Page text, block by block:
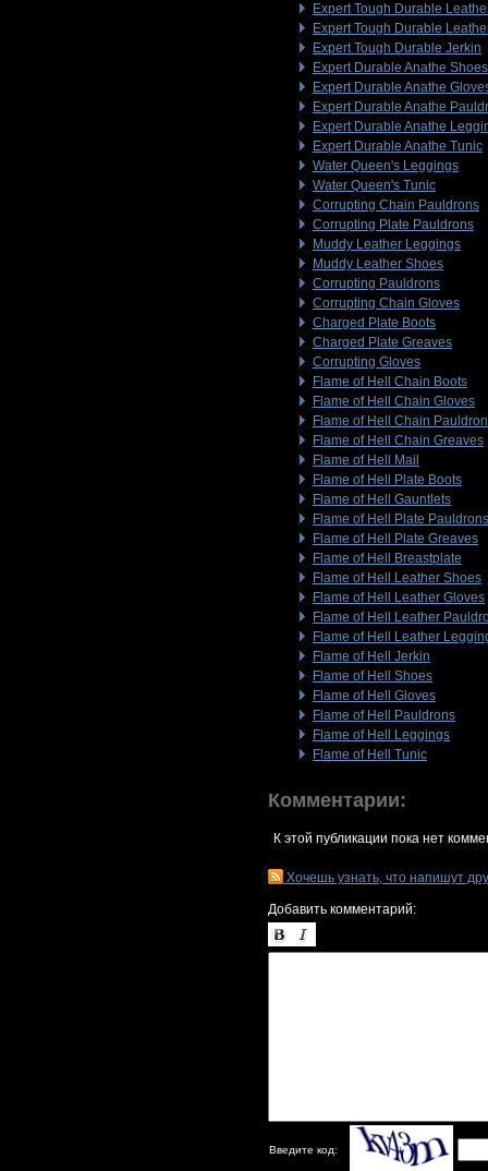
Expert Tough Durable
Expert Tough Durable
Expert Tough Durable Jerkin
Expert Durable Anathe Shoes
Expert Durable Anathe
Expert Durable Anathe
Expert Durable Anathe
Expert Durable Anathe Tunic
Water Queen's Leggings
Water Queen's Tunic
Corrupting Chain Pauldrons
Corrupting Plate Pauldrons
Muddy Leather Leggings
Muddy Leather Shoes
Corrupting Pauldrons
Corrupting Chain Gloves
Charged Plate Boots
Charged Plate Greaves
Corrupting Gloves
Flame of Hell Chain Boots
Flame of Hell Chain Gloves
Flame of Hell Chain
Flame of Hell Chain Greaves
Flame of Hell Mail
Flame of Hell Plate Boots
Flame of Hell Gauntlets
Flame of Hell Plate Pauldrons
Flame of Hell Plate Greaves
Flame of Hell Breastplate
Flame of Hell Leather Shoes
Flame of Hell Leather Gloves
Flame of Hell Leather
Flame of Hell Leather
Flame of Hell Jerkin
Flame of Hell Shoes
Flame of Hell Gloves
Flame of Hell Pauldrons
Flame of Hell Leggings
Flame of Hell Tunic
Комментарии:
К этой публикации пока нет
Хочешь узнать, что напишут
Добавить комментарий:
Введите код: